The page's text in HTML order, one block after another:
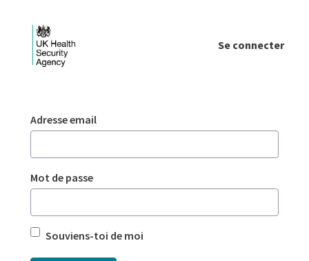
Se connecter
Authentification
Adresse email
Mot de passe
Souviens-toi de moi